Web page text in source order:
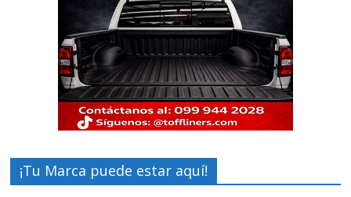
¡Tu Marca puede estar aquí!